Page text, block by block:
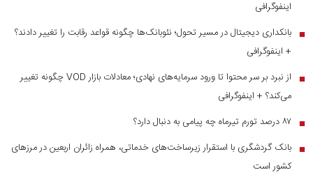
اینفوگرافی
■ بانکداری دیجیتال در مسیر تحول؛ نئوبانک‌ها چگونه قواعد رقابت را تغییر دادند؟
+ اینفوگرافی
■
از نبرد بر سر محتوا تا ورود سرمایه‌های نهادی؛ معادلات بازار VOD چگونه تغییر
می‌کند؟ + اینفوگرافی
■ ۸۷ درصد تورم تیرماه چه پیامی به دنبال دارد؟
■ بانک گردشگری با استقرار زیرساخت‌های خدماتی، همراه زائران اربعین در مرز‌های
کشور است